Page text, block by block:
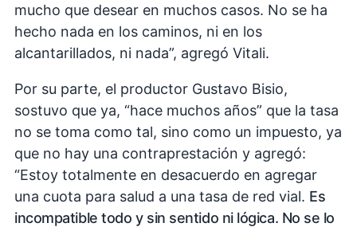
mucho que desear en muchos casos. No se ha
hecho nada en los caminos, ni en los
alcantarillados, ni nada”, agregó Vitali.
Por su parte, el productor Gustavo Bisio,
sostuvo que ya, “hace muchos años” que la tasa
no se toma como tal, sino como un impuesto, ya
que no hay una contraprestación y agregó:
“Estoy totalmente en desacuerdo en agregar
una cuota para salud a una tasa de red vial. Es
incompatible todo y sin sentido ni lógica. No se lo